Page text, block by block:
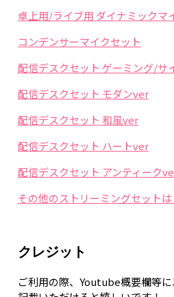
卓上用/ライブ用 ダイナミックマ
コンデンサーマイクセット
配信デスクセット ゲーミング/サ
配信デスクセット モダンver
配信デスクセット 和風ver
配信デスクセット ハートver
配信デスクセット アンティーク
その他のストリーミングセットは
クレジット
ご利用の際、Youtube概要欄等